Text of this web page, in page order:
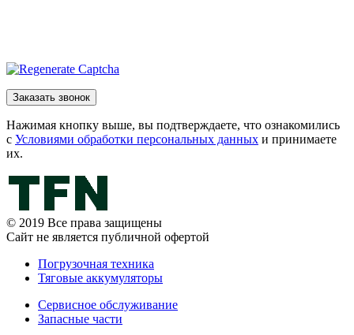
Нажимая кнопку выше, вы подтверждаете, что ознакомились
с Условиями обработки персональных данных и принимаете
их.
© 2019 Все права защищены
Сайт не является публичной офертой
Погрузочная техника
Тяговые аккумуляторы
Сервисное обслуживание
Запасные части